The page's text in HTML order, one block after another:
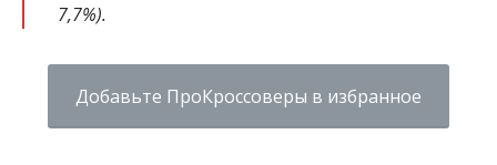
7,7%).
Добавьте ПроКроссоверы в избранное